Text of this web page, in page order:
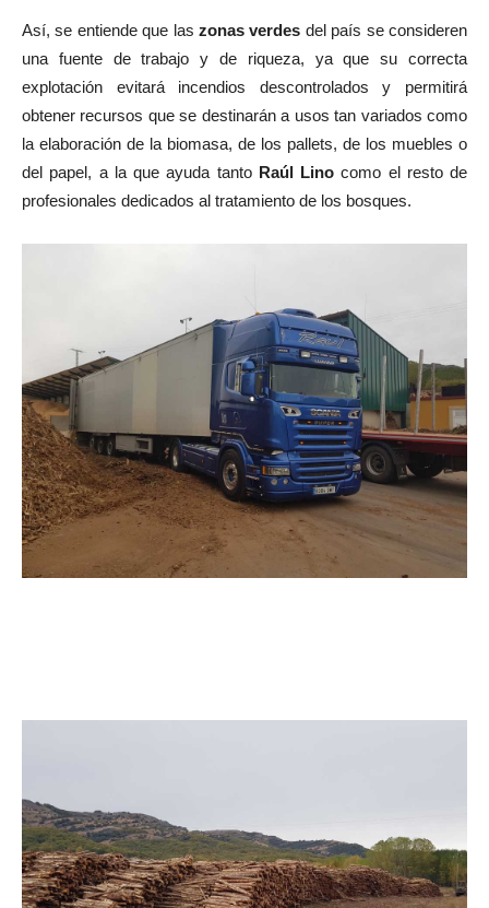
Así, se entiende que las zonas verdes del país se consideren
una fuente de trabajo y de riqueza, ya que su correcta
explotación evitará incendios descontrolados y permitirá
obtener recursos que se destinarán a usos tan variados como
la elaboración de la biomasa, de los pallets, de los muebles o
del papel, a la que ayuda tanto Raúl Lino como el resto de
profesionales dedicados al tratamiento de los bosques.